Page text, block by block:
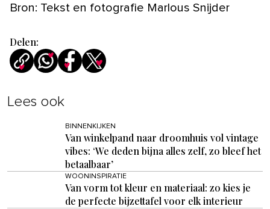
Bron: Tekst en fotografie Marlous Snijder
Delen:
Lees ook
BINNENKIJKEN
Van winkelpand naar droomhuis vol vintage
vibes: ‘We deden bijna alles zelf, zo bleef het
betaalbaar’
WOONINSPIRATIE
Van vorm tot kleur en materiaal: zo kies je
de perfecte bijzettafel voor elk interieur